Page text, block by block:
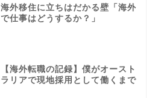
海外移住に立ちはだかる壁「海外
で仕事はどうするか？」
【海外転職の記録】僕がオースト
ラリアで現地採用として働くまで